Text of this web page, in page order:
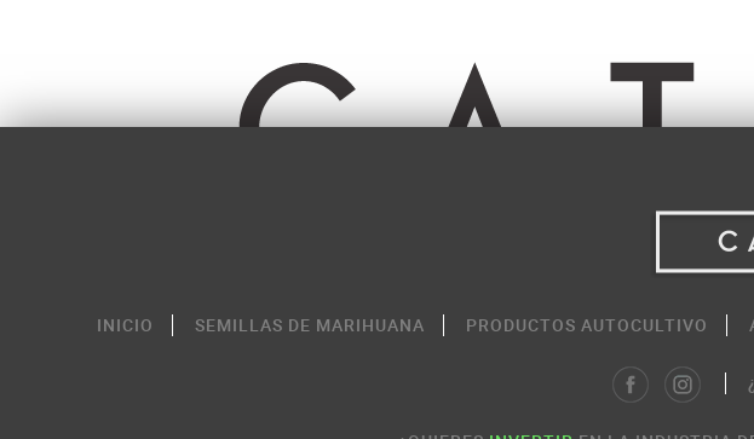
INICIO SEMILLAS DE MARIHUANA PRODUCTOS AUTOCULTIVO